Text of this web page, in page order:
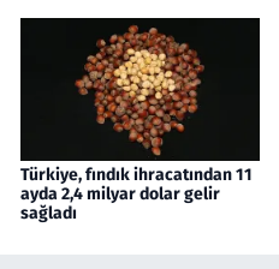
Türkiye, fındık ihracatından 11
ayda 2,4 milyar dolar gelir
sağladı